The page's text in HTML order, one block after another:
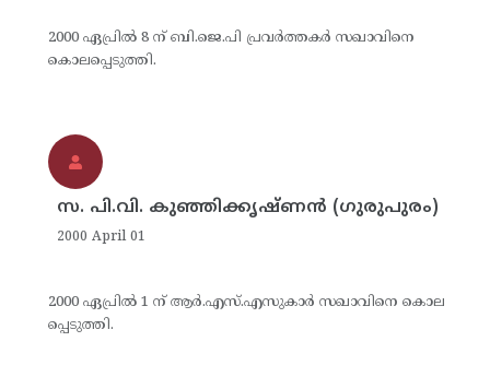
2000 ഏപ്രില്‍ 8 ന് ബി.ജെ.പി പ്രവര്‍ത്തകര്‍ സഖാവിനെ
കൊലപ്പെടുത്തി.
സ. പി.വി. കുഞ്ഞിക്കൃഷ്ണന്‍ (ഗുരുപുരം)
2000 April 01
2000 ഏപ്രില്‍ 1 ന് ആര്‍.എസ്.എസുകാര്‍ സഖാവിനെ കൊല
പ്പെടുത്തി.